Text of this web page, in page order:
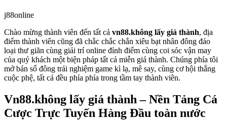
j88online
Chào mừng thành viên đến tất cả vn88.không lấy giá thành, địa
điểm thành viên cũng đã chắc chắc chắn xiêu bạt nhân đông đảo
loại thư giãn cùng giải trí online đỉnh điểm cùng coi sóc vận may
của quý khách một biện pháp tất cả miễn giá thành. Chúng phía tôi
mở bán số đông trải nghiệm game kì lạ, mê say, cùng cơ hội thắng
cuộc phệ, tất cả đều phía phía trong tầm tay thành viên.
Vn88.không lấy giá thành – Nền Tảng Cá
Cược Trực Tuyến Hàng Đầu toàn nước